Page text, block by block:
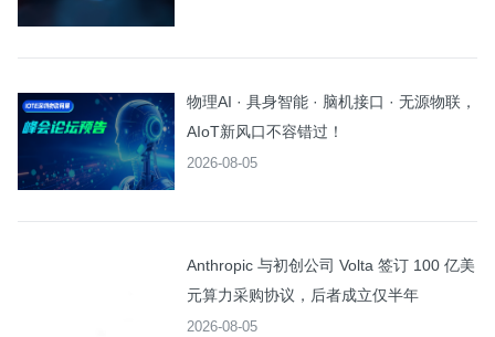
物理AI · 具身智能 · 脑机接口 · 无源物联，
AIoT新风口不容错过！
2026-08-05
Anthropic 与初创公司 Volta 签订 100 亿美
元算力采购协议，后者成立仅半年
2026-08-05